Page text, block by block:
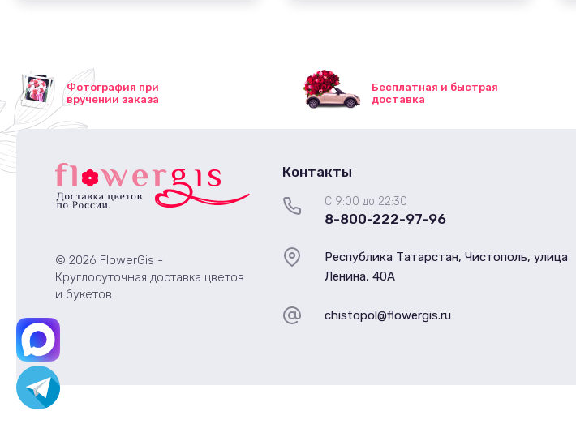
Фотография при
вручении заказа
Бесплатная и быстрая
доставка
© 2026 FlowerGis -
Круглосуточная доставка цветов
и букетов
Контакты
С 9:00 до 22:30
8-800-222-97-96
Республика Татарстан, Чистополь, улица
Ленина, 40А
chistopol@flowergis.ru